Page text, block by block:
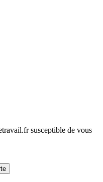
susceptible de vous